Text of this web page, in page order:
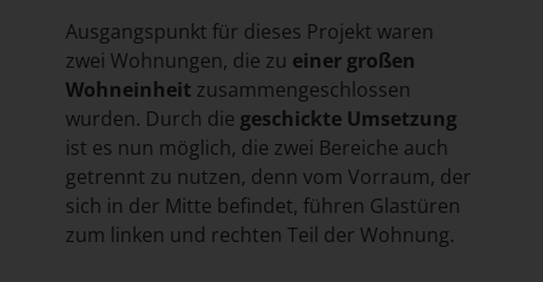
Ausgangspunkt für dieses Projekt waren
zwei Wohnungen, die zu einer großen
Wohneinheit zusammengeschlossen
wurden. Durch die geschickte Umsetzung
ist es nun möglich, die zwei Bereiche auch
getrennt zu nutzen, denn vom Vorraum, der
sich in der Mitte befindet, führen Glastüren
zum linken und rechten Teil der Wohnung.